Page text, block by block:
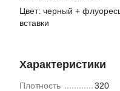
Цвет: черный +
вставки
Характеристики
Плотность 320